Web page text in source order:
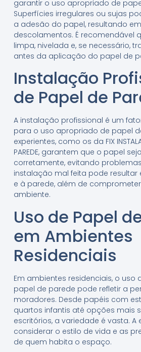
garantir o uso apropriado de
Superfícies irregulares ou sujas
a adesão do papel, resultando
descolamentos. É recomendável
limpa, nivelada e, se necessário,
antes da aplicação do papel de
Instalação
de Papel de
A instalação profissional é um
para o uso apropriado de papel
experientes, como os da FIX
PAREDE, garantem que o papel
corretamente, evitando
instalação mal feita pode
e à parede, além de
ambiente.
Uso de Papel
em Ambientes
Residenciais
Em ambientes residenciais, o uso
papel de parede pode refletir a
moradores. Desde papéis com
quartos infantis até opções mais
escritórios, a variedade é vasta. A
considerar o estilo de vida e as
de quem habita o espaço.